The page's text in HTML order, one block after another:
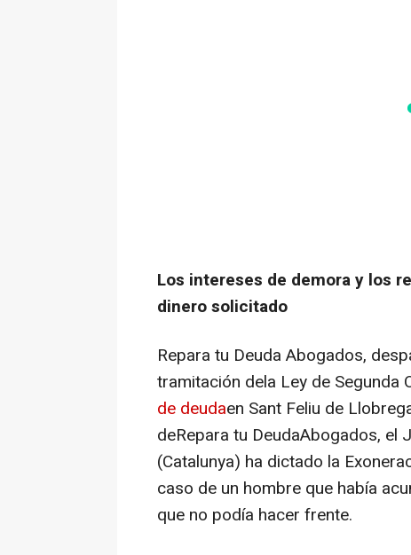
Los intereses de demora y los
dinero solicitado
Repara tu Deuda Abogados,
tramitación dela Ley de Segunda
de deudaen Sant Feliu de
deRepara tu DeudaAbogados, el
(Catalunya) ha dictado la
caso de un hombre que había
que no podía hacer frente.